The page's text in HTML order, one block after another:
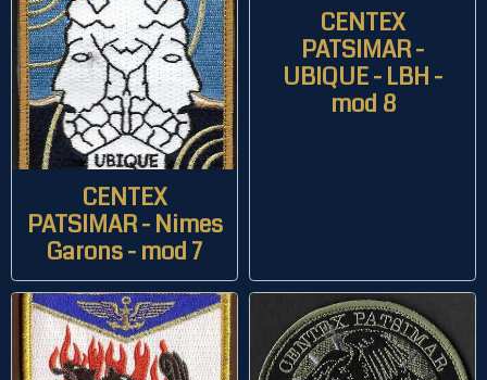
CENTEX
PATSIMAR - Nimes
Garons - mod 7
CENTEX
PATSIMAR -
UBIQUE - LBH -
mod 8